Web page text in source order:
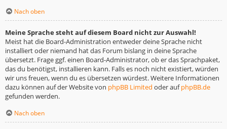
Nach oben
Meine Sprache steht auf diesem Board nicht zur Auswahl!
Meist hat die Board-Administration entweder deine Sprache nicht
installiert oder niemand hat das Forum bislang in deine Sprache
übersetzt. Frage ggf. einen Board-Administrator, ob er das Sprachpaket,
das du benötigst, installieren kann. Falls es noch nicht existiert, würden
wir uns freuen, wenn du es übersetzen würdest. Weitere Informationen
dazu können auf der Website von phpBB Limited oder aufphpBB.de
gefunden werden.
Nach oben